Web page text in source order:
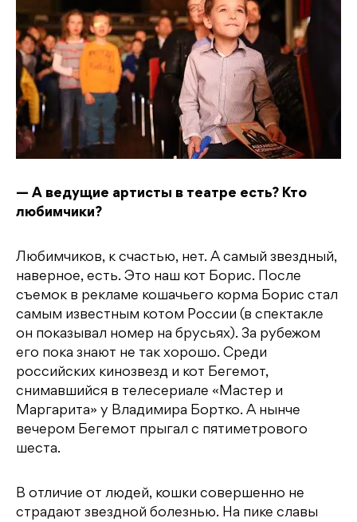
— А ведущие артисты в театре есть? Кто
любимчики?
Любимчиков, к счастью, нет. А самый звездный,
наверное, есть. Это наш кот Борис. После
съемок в рекламе кошачьего корма Борис стал
самым известным котом России (в спектакле
он показывал номер на брусьях). За рубежом
его пока знают не так хорошо. Среди
российских кинозвезд и кот Бегемот,
снимавшийся в телесериале «Мастер и
Маргарита» у Владимира Бортко. А нынче
вечером Бегемот прыгал с пятиметрового
шеста.
В отличие от людей, кошки совершенно не
страдают звездной болезнью. На пике славы